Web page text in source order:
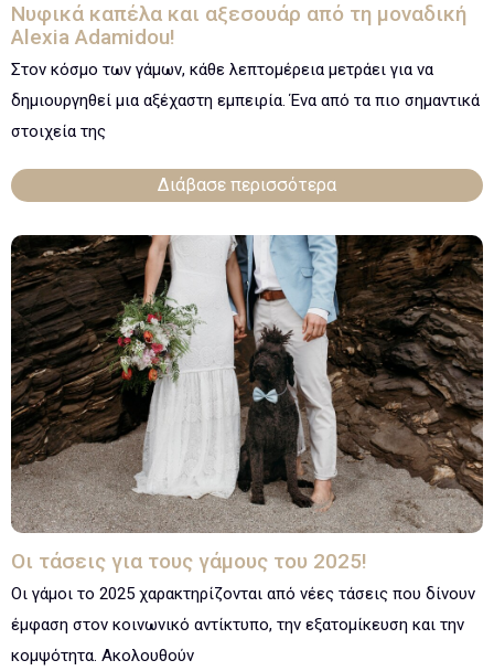
Νυφικά καπέλα και αξεσουάρ από τη μοναδική
Alexia Adamidou!
Στον κόσμο των γάμων, κάθε λεπτομέρεια μετράει για να
δημιουργηθεί μια αξέχαστη εμπειρία. Ένα από τα πιο σημαντικά
στοιχεία της
Διάβασε περισσότερα
Οι τάσεις για τους γάμους του 2025!
Οι γάμοι το 2025 χαρακτηρίζονται από νέες τάσεις που δίνουν
έμφαση στον κοινωνικό αντίκτυπο, την εξατομίκευση και την
κομψότητα. Ακολουθούν